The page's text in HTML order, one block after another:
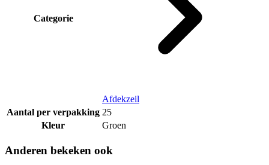
Categorie
Afdekzeil
Aantal per verpakking 25
Kleur
Groen
Anderen bekeken ook